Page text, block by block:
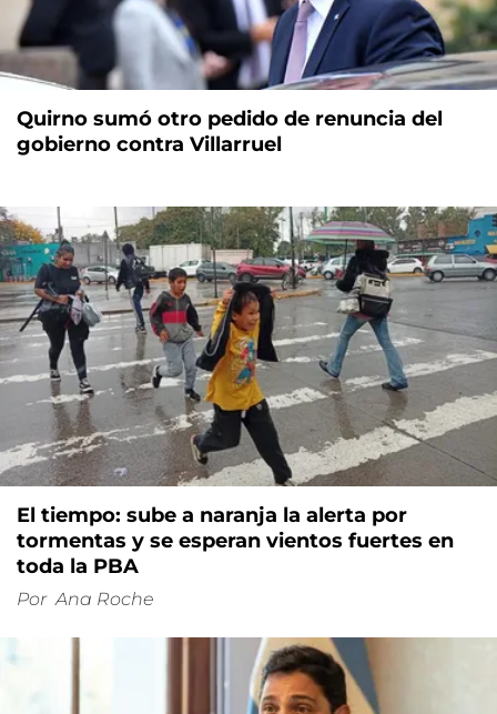
Quirno sumó otro pedido de renuncia del
gobierno contra Villarruel
El tiempo: sube a naranja la alerta por
tormentas y se esperan vientos fuertes en
toda la PBA
Por Ana Roche